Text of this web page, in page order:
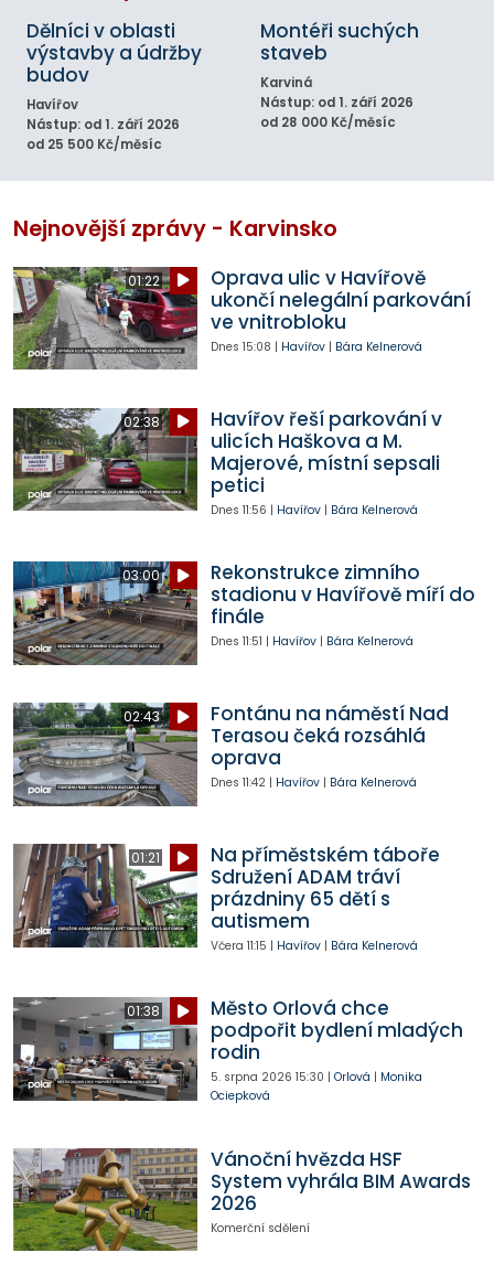
Dělníci v oblasti
výstavby a údržby
budov
Havířov
Nástup: od 1. září 2026
od 25 500 Kč/měsíc
Montéři suchých
staveb
Karviná
Nástup: od 1. září 2026
od 28 000 Kč/měsíc
Nejnovější zprávy - Karvinsko
01:22
Oprava ulic v Havířově
ukončí nelegální parkování
ve vnitrobloku
Dnes 15:08 | Havířov| Bára Kelnerová
02:38
Havířov řeší parkování v
ulicích Haškova a M.
Majerové, místní sepsali
petici
Dnes 11:56 | Havířov| Bára Kelnerová
03:00
Rekonstrukce zimního
stadionu v Havířově míří do
finále
Dnes 11:51 | Havířov| Bára Kelnerová
02:43
Fontánu na náměstí Nad
Terasou čeká rozsáhlá
oprava
Dnes 11:42| Havířov| Bára Kelnerová
01:21
Na příměstském táboře
Sdružení ADAM tráví
prázdniny 65 dětí s
autismem
Včera 11:15 | Havířov| Bára Kelnerová
01:38
Město Orlová chce
podpořit bydlení mladých
rodin
5. srpna 2026 15:30 | Orlová | Monika
Ociepková
Vánoční hvězda HSF
System vyhrála BIM Awards
2026
Komerční sdělení